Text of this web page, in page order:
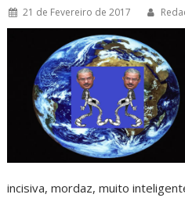
21 de Fevereiro de 2017
incisiva, mordaz, muito